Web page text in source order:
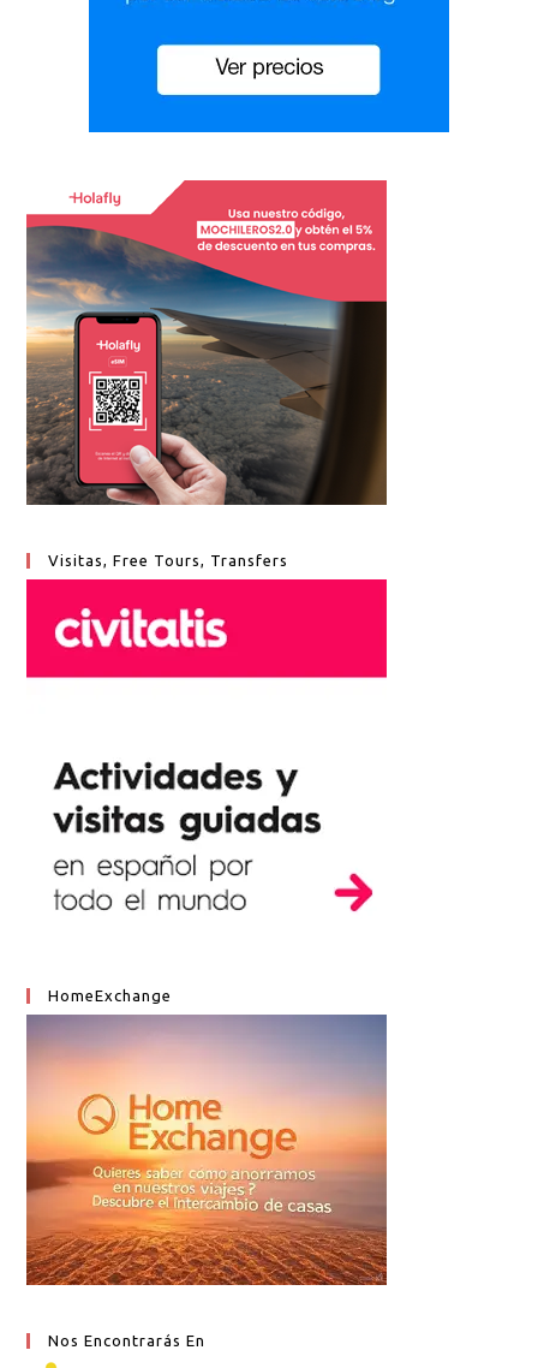
Visitas, Free Tours, Transfers
HomeExchange
Nos Encontrarás En